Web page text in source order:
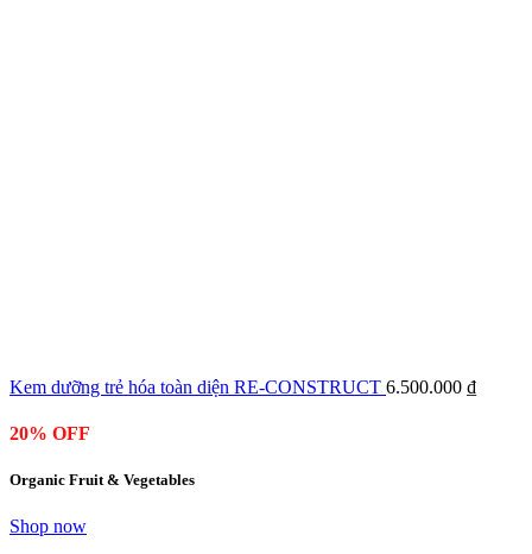
Kem dưỡng trẻ hóa toàn diện RE-CONSTRUCT 6.500.000 ₫
20% OFF
Organic Fruit & Vegetables
Shop now